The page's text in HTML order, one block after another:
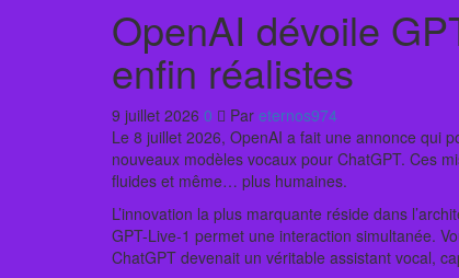
OpenAI dévoile
enfin réalistes
9 juillet 2026 0 Par eternos974
Le 8 juillet 2026, OpenAI a fait une annonce qui
nouveaux modèles vocaux pour ChatGPT. Ces
fluides et même… plus humaines.
L’innovation la plus marquante réside dans
GPT-Live-1 permet une interaction simultanée.
ChatGPT devenait un véritable assistant vocal,